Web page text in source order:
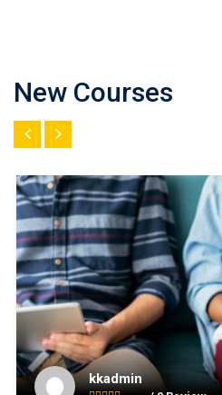
New Courses
kkadmin